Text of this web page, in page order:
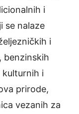
i
se nalaze
i
benzinskih
kulturnih i
prirode,
vezanih za